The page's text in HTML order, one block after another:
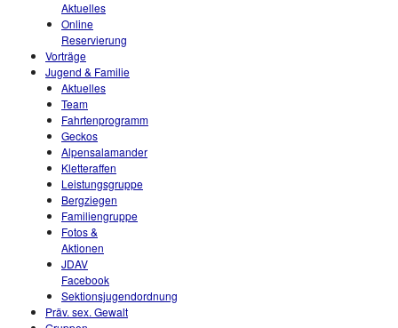
Aktuelles
Online
Reservierung
Vorträge
Jugend & Familie
Aktuelles
Team
Fahrtenprogramm
Geckos
Alpensalamander
Kletteraffen
Leistungsgruppe
Bergziegen
Familiengruppe
Fotos &
Aktionen
JDAV
Facebook
Sektionsjugendordnung
Präv. sex. Gewalt